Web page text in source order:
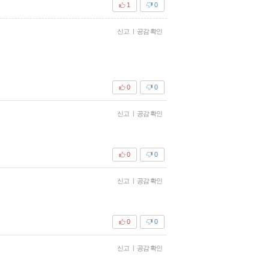
0
1
신고 | 공감 확인
0
0
신고 | 공감 확인
0
0
신고 | 공감 확인
0
0
신고 | 공감 확인